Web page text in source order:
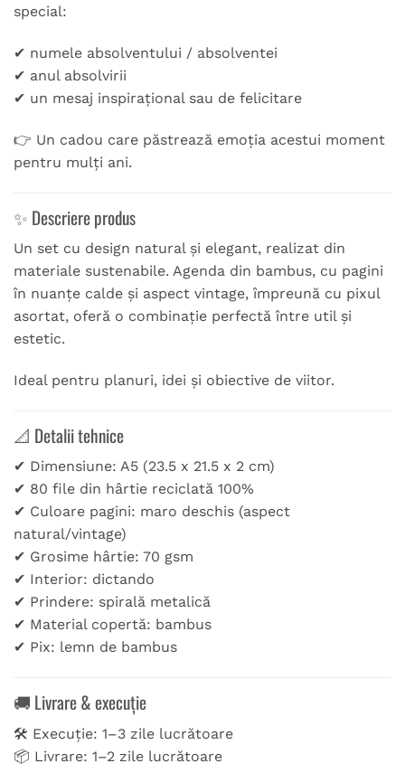
special:
✔ numele absolventului / absolventei
✔ anul absolvirii
✔ un mesaj inspirațional sau de felicitare
👉 Un cadou care păstrează emoția acestui moment
pentru mulți ani.
✨ Descriere produs
Un set cu design natural și elegant, realizat din
materiale sustenabile. Agenda din bambus, cu pagini
în nuanțe calde și aspect vintage, împreună cu pixul
asortat, oferă o combinație perfectă între util și
estetic.
Ideal pentru planuri, idei și obiective de viitor.
📐 Detalii tehnice
✔ Dimensiune: A5 (23.5 x 21.5 x 2 cm)
✔ 80 file din hârtie reciclată 100%
✔ Culoare pagini: maro deschis (aspect
natural/vintage)
✔ Grosime hârtie: 70 gsm
✔ Interior: dictando
✔ Prindere: spirală metalică
✔ Material copertă: bambus
✔ Pix: lemn de bambus
🚚 Livrare & execuție
🛠️ Execuție: 1–3 zile lucrătoare
📦 Livrare: 1–2 zile lucrătoare